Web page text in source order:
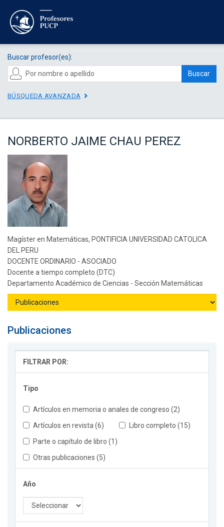
Buscar profesor(es):
Buscar
BÚSQUEDA AVANZADA
NORBERTO JAIME CHAU PEREZ
Magíster en Matemáticas, PONTIFICIA UNIVERSIDAD CATOLICA
DEL PERU
DOCENTE ORDINARIO - ASOCIADO
Docente a tiempo completo (DTC)
Departamento Académico de Ciencias - Sección Matemáticas
Publicaciones
FILTRAR POR:
Tipo
Artículos en memoria o anales de congreso (2)
Artículos en revista (6)
Libro completo (15)
Parte o capítulo de libro (1)
Otras publicaciones (5)
Año